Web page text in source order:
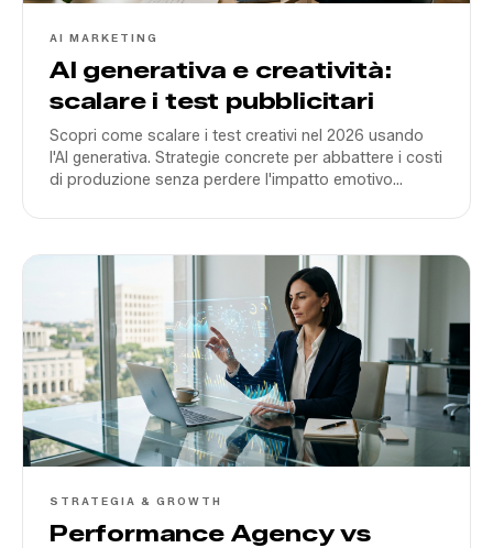
AI MARKETING
AI generativa e creatività:
scalare i test pubblicitari
Scopri come scalare i test creativi nel 2026 usando
l'AI generativa. Strategie concrete per abbattere i costi
di produzione senza perdere l'impatto emotivo
STRATEGIA & GROWTH
Performance Agency vs